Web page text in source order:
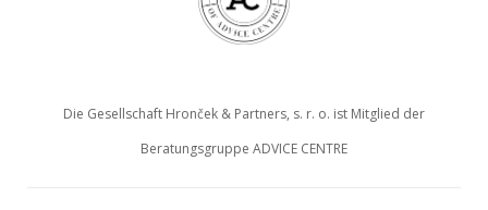
Die Gesellschaft Hronček & Partners, s. r. o. ist Mitglied der
Beratungsgruppe ADVICE CENTRE